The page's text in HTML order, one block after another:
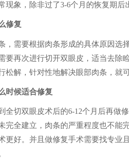
现象， 除非过了3-6个月 的恢复期 后
修复
，需要根据肉条形成的具体原因选
要再次进行切开双眼皮，适当去除
松解，针对性地解决眼部肉条，就
时候适合修复
全切双眼皮术后的6-12个月后再做
完全建立，肉条的严重程度也不能
更好。 并且做修复手术需要找专业